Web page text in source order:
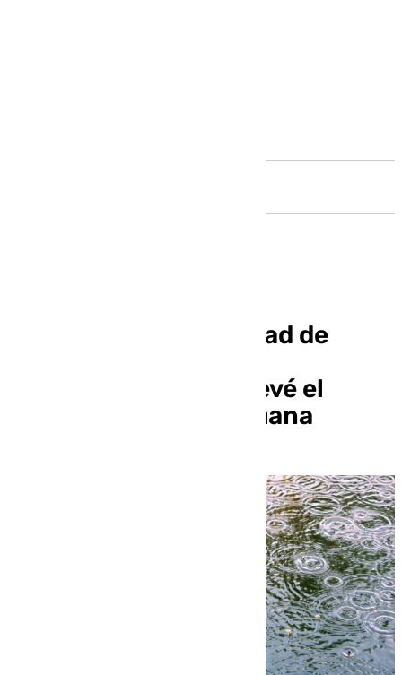
Nubosidad y posibilidad de
localizadas: así se prevé el
tiempo para esta semana